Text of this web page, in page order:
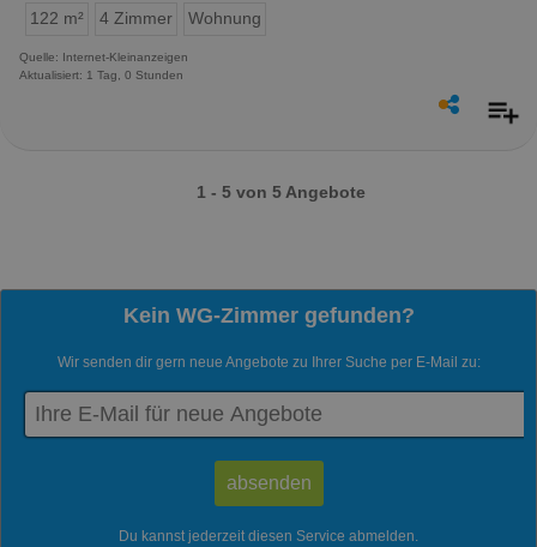
122 m²
4 Zimmer Wohnung
Quelle: Internet-Kleinanzeigen
Aktualisiert: 1 Tag, 0 Stunden
1 - 5 von 5 Angebote
Kein WG-Zimmer gefunden?
Wir senden dir gern neue Angebote zu Ihrer Suche per E-Mail zu:
Du kannst jederzeit diesen Service abmelden.